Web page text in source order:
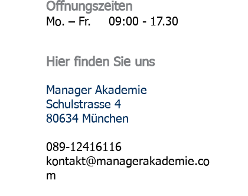
Öffnungszeiten
Mo. – Fr. 09:00 - 17.30
Hier finden Sie uns
Manager Akademie
Schulstrasse 4
80634 München
089-12416116
kontakt@managerakademie.co
m